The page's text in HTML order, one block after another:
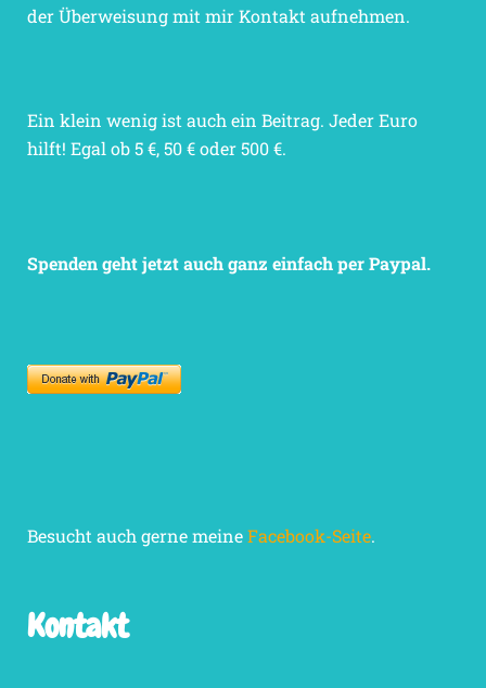
der Überweisung mit mir Kontakt aufnehmen.
Ein klein wenig ist auch ein Beitrag. Jeder Euro
hilft! Egal ob 5 €, 50 € oder 500 €.
Spenden geht jetzt auch ganz einfach per Paypal.
Besucht auch gerne meineFacebook-Seite.
Kontakt